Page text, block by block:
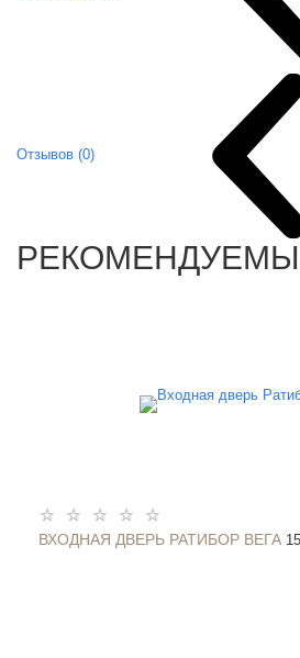
Отзывов (0)
ВХОДНАЯ ДВЕРЬ РАТИБОР ВЕГА